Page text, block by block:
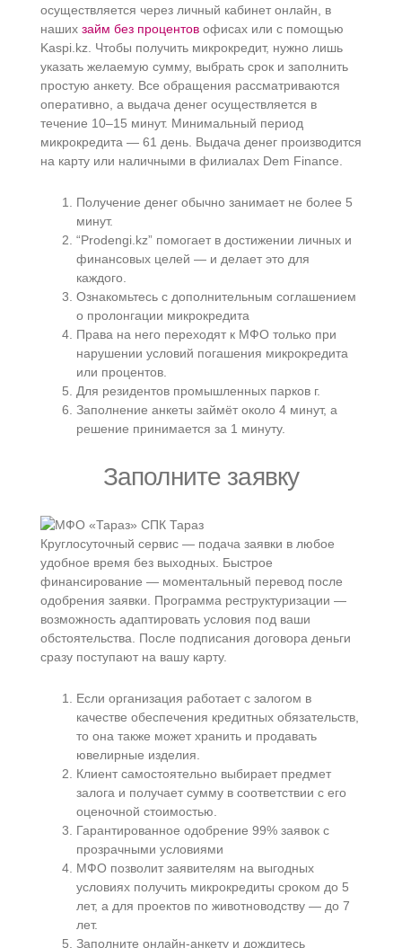
осуществляется через личный кабинет онлайн, в
наших займ без процентов офисах или с помощью
Kaspi.kz. Чтобы получить микрокредит, нужно лишь
указать желаемую сумму, выбрать срок и заполнить
простую анкету. Все обращения рассматриваются
оперативно, а выдача денег осуществляется в
течение 10–15 минут. Минимальный период
микрокредита — 61 день. Выдача денег производится
на карту или наличными в филиалах Dem Finance.
Получение денег обычно занимает не более 5
минут.
“Prodengi.kz” помогает в достижении личных и
финансовых целей — и делает это для
каждого.
Ознакомьтесь с дополнительным соглашением
о пролонгации микрокредита
Права на него переходят к МФО только при
нарушении условий погашения микрокредита
или процентов.
Для резидентов промышленных парков г.
Заполнение анкеты займёт около 4 минут, а
решение принимается за 1 минуту.
Заполните заявку
Круглосуточный сервис — подача заявки в любое
удобное время без выходных. Быстрое
финансирование — моментальный перевод после
одобрения заявки. Программа реструктуризации —
возможность адаптировать условия под ваши
обстоятельства. После подписания договора деньги
сразу поступают на вашу карту.
Если организация работает с залогом в
качестве обеспечения кредитных обязательств,
то она также может хранить и продавать
ювелирные изделия.
Клиент самостоятельно выбирает предмет
залога и получает сумму в соответствии с его
оценочной стоимостью.
Гарантированное одобрение 99% заявок с
прозрачными условиями
МФО позволит заявителям на выгодных
условиях получить микрокредиты сроком до 5
лет, а для проектов по животноводству — до 7
лет.
Заполните онлайн-анкету и дождитесь